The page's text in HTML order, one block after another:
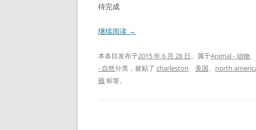
待完成
继续阅读 →
本条目发布于2015 年 6 月 28 日。属于Animal - 动物、
- 自然分类，被贴了 charleston、 美国、 north
顿标签。